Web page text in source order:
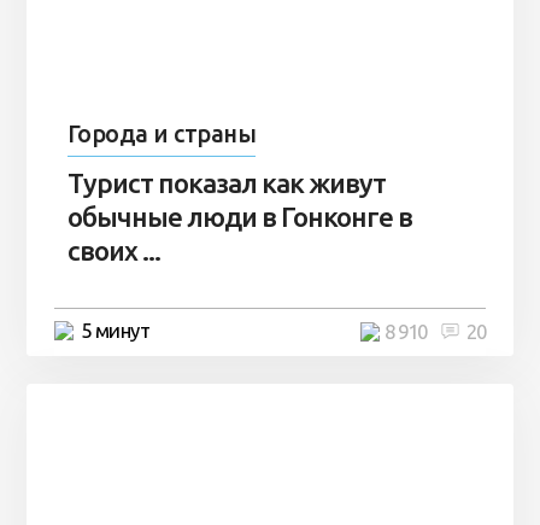
Города и страны
Турист показал как живут
обычные люди в Гонконге в
своих ...
5 минут 20
8 910